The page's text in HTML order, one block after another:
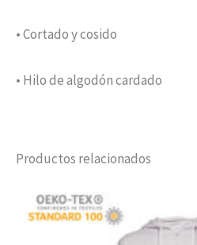
• Cortado y cosido
• Hilo de algodón cardado
Productos relacionados